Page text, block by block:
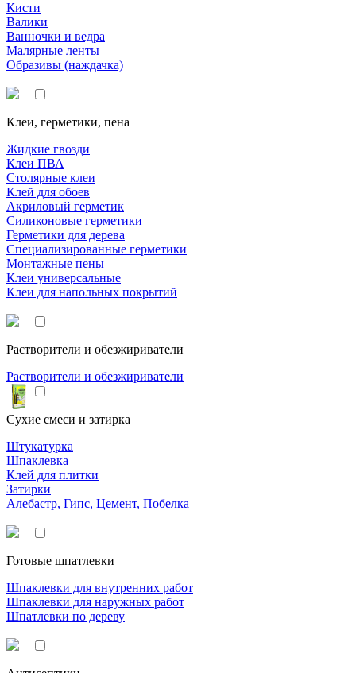
Кисти
Валики
Ванночки и ведра
Малярные ленты
Образивы (наждачка)
Клеи, герметики, пена
Жидкие гвозди
Клеи ПВА
Столярные клеи
Клей для обоев
Акриловый герметик
Силиконовые герметики
Герметики для дерева
Специализированные герметики
Монтажные пены
Клеи универсальные
Клеи для напольных покрытий
Растворители и обезжириватели
Растворители и обезжириватели
Сухие смеси и затирка
Штукатурка
Шпаклевка
Клей для плитки
Затирки
Алебастр, Гипс, Цемент, Побелка
Готовые шпатлевки
Шпаклевки для внутренних работ
Шпаклевки для наружных работ
Шпатлевки по дереву